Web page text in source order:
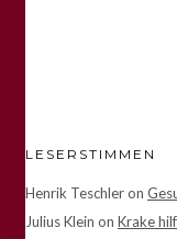
LESERSTIMMEN
Henrik Teschleron
Julius Klein on Krake